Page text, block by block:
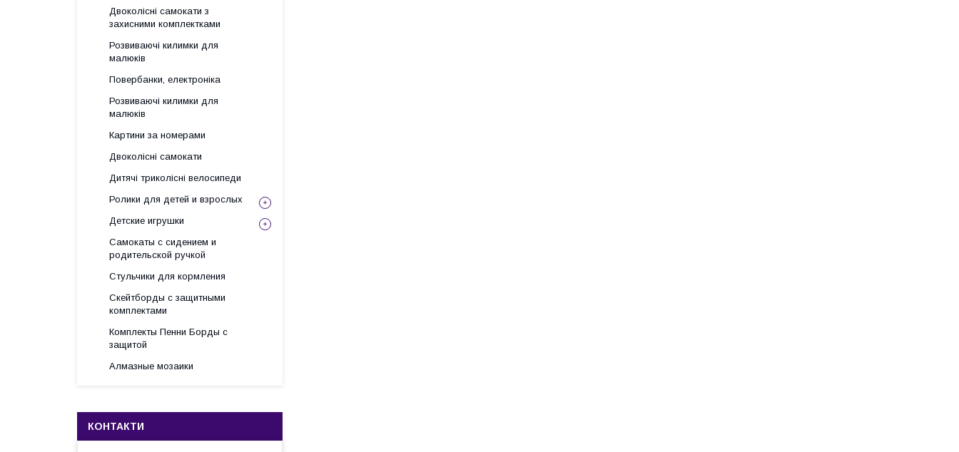
Двоколісні самокати з
захисними комплектками
Розвиваючі килимки для
малюків
Повербанки, електроніка
Розвиваючі килимки для
малюків
Картини за номерами
Двоколісні самокати
Дитячі триколісні велосипеди
Ролики для детей и взрослых
Детские игрушки
Самокаты с сидением и
родительской ручкой
Стульчики для кормления
Скейтборды с защитными
комплектами
Комплекты Пенни Борды с
защитой
Алмазные мозаики
КОНТАКТИ